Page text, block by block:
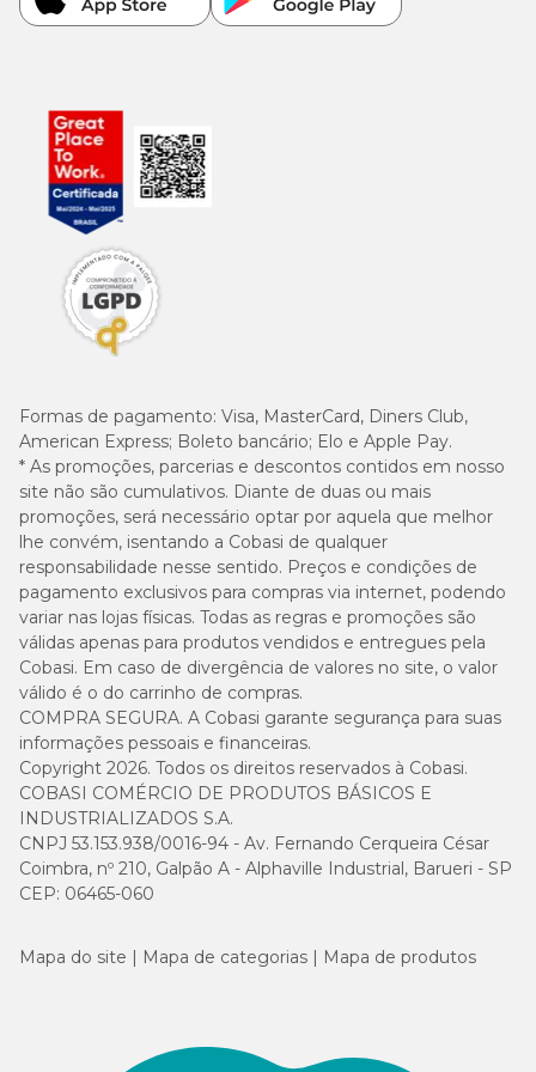
Idade Quantidade
3 - 4 meses
4 - 5 meses
6 - 12 meses
Formas de pagamento: Visa, MasterCard, Diners Club,
American Express; Boleto bancário; Elo e Apple Pay.
* As promoções, parcerias e descontos contidos em nosso
site não são cumulativos. Diante de duas ou mais
promoções, será necessário optar por aquela que melhor
lhe convém, isentando a Cobasi de qualquer
responsabilidade nesse sentido. Preços e condições de
pagamento exclusivos para compras via internet, podendo
variar nas lojas físicas. Todas as regras e promoções são
válidas apenas para produtos vendidos e entregues pela
Cobasi. Em caso de divergência de valores no site, o valor
válido é o do carrinho de compras.
COMPRA SEGURA. A Cobasi garante segurança para suas
informações pessoais e financeiras.
Copyright 2026. Todos os direitos reservados à Cobasi.
COBASI COMÉRCIO DE PRODUTOS BÁSICOS E
INDUSTRIALIZADOS S.A.
CNPJ 53.153.938/0016-94 - Av. Fernando Cerqueira César
Coimbra, nº 210, Galpão A - Alphaville Industrial, Barueri - SP
CEP: 06465-060
Mapa do site Mapa de categorias Mapa de produtos